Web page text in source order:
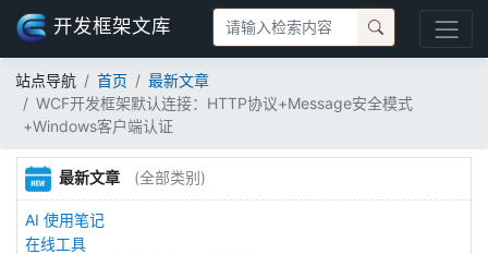
开发框架文库
站点导航 首页
最新文章
WCF开发框架默认连接：HTTP协议+Message安全模式
+Windows客户端认证
最新文章 (全部类别)
AI 使用笔记
在线工具